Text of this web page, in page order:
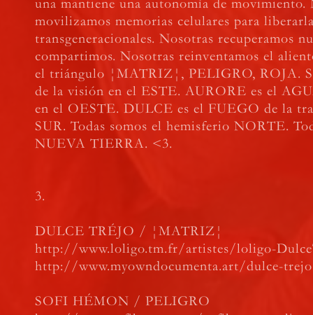
una mantiene una autonomía de movimiento.
movilizamos memorias celulares para
transgeneracionales. Nosotras recuperamos
compartimos. Nosotras reinventamos el
el triángulo ¦MATRIZ¦, PELIGRO, ROJA.
de la visión en el ESTE. AURORE es el
en el OESTE. DULCE es el FUEGO de la
SUR. Todas somos el hemisferio NORTE.
NUEVA TIERRA. <3.
3.
DULCE TRÉJO / ¦MATRIZ¦
http://www.loligo.tm.fr/artistes/loligo-
http://www.myowndocumenta.art/dulce-
SOFI HÉMON / PELIGRO